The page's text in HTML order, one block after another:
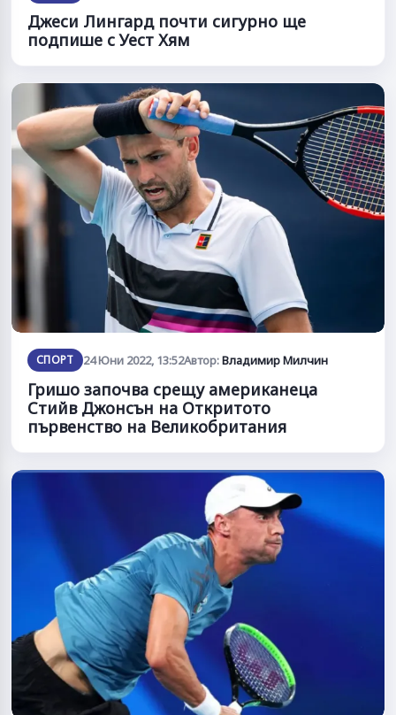
Джеси Лингард почти сигурно ще
подпише с Уест Хям
СПОРТ 24 Юни 2022, 13:52Автор:Владимир Милчин
Гришо започва срещу американеца
Стийв Джонсън на Откритото
първенство на Великобритания